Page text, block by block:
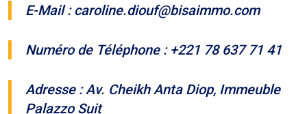
E-Mail : caroline.diouf@bisaimmo.com
Numéro de Téléphone : +221 78 637 71 41
Adresse : Av. Cheikh Anta Diop, Immeuble
Palazzo Suit